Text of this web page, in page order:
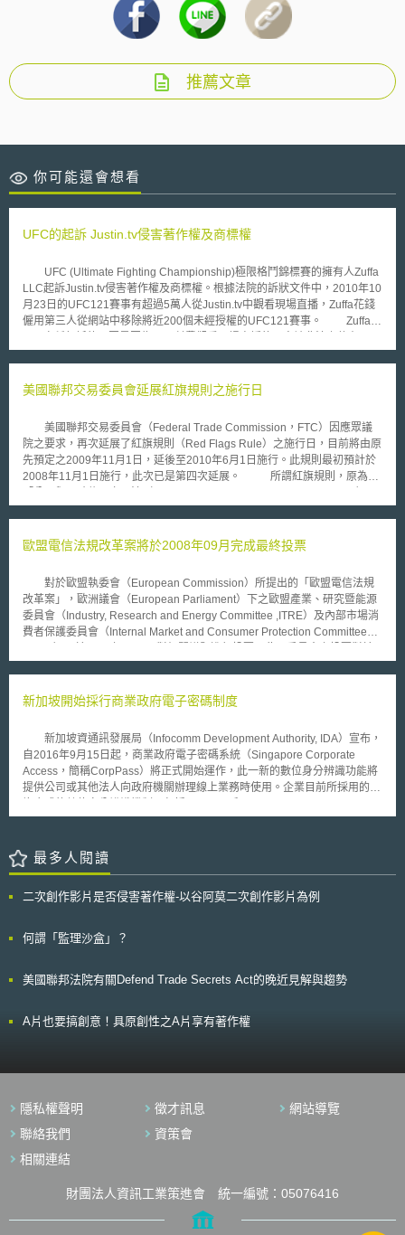
推薦文章
你可能還會想看
UFC的起訴 Justin.tv侵害著作權及商標權
UFC (Ultimate Fighting Championship)極限格鬥錦標賽的擁有人Zuffa
LLC起訴Justin.tv侵害著作權及商標權。根據法院的訴狀文件中，2010年10
月23日的UFC121賽事有超過5萬人從Justin.tv中觀看現場直播，Zuffa花錢
僱用第三人從網站中移除將近200個未經授權的UFC121賽事。 Zuffa
Justin.tv上的情形十分猖獗，而且Zuffa花了近乎兩年的時間試圖給予Justin.
LLC的律師表示「遺憾地，Justin. tv對於大量線上侵權行為視而不見，我們
給付費者，UFC每年提供付費觀看內容給有線電視或是衛星電視，並且在
2009年獲得了將近美金3500萬的收益，一般影像收費44.95美元(高畫質影
像收費54.95美元)。UFC 法律顧問表示目前取得線上授權的會員，像是
UFC.com、Yahoo等等，都是收費44.95美元，這項費用是依據與DirecTV
美國聯邦交易委員會延展紅旗規則之施行日
美國聯邦交易委員會（Federal Trade Commission，FTC）因應眾議
院之要求，再次延展了紅旗規則（Red Flags Rule）之施行日，目前將由原
先預定之2009年11月1日，延後至2010年6月1日施行。此規則最初預計於
2008年11月1日施行，此次已是第四次延展。 所謂紅旗規則，原為
中之規定，依該法眾議院指示美國聯邦交易委員會及相關部門制定法規，用
及授信單位必須研擬防止身分盜用的方案。詳言之，紅旗規則係要求凡管理
卡帳戶、汽車貸款帳戶、手機帳戶、支票帳戶等；2.所有預期會產生身分盜
用風險的帳戶，並不僅指於金融機構中所設立之帳戶。而前述應研擬之計畫
將用以協助確認、偵測並解決身分盜用之行為。 由於只要用於支付計
算，或有可能產生身分盜用風險之帳戶，均為包括性帳戶，而用於支付會計
用，因為我們並不認為當CPA之客戶付款時，會產生相當的身分冒用風
計師協會去函對FTC表達排除適用之意見。而Melancon贊同FTC延後適用
紅旗原則之決定，其並認為紅旗規則並無須廣泛運用於會計業，因為作為值
得信賴的顧問，會計師對於其客戶應該都很熟悉，也會要求對身分資訊採取
嚴格的隱私保護標準。 為了推動紅旗規則之適用，FTC已於紅旗規則
之官方網站提供了該規則之適用綱領，並以座談會之方式對各團體進行運用
之培訓。同時以出版企業之應用綱領，大量之文宣及宣導短片，對民眾提供
圍亦開始表達其見解，在2009年10月30日，哥倫比亞地方法院判決律師業
不適用紅旗規則。不過此次的延展施行公告並不會影響相關案件的進行及上
歐盟電信法規改革案將於2008年09月完成最終投票
對於歐盟執委會（European Commission）所提出的「歐盟電信法規
改革案」，歐洲議會（European Parliament）下之歐盟產業、研究暨能源
委員會（Industry, Research and Energy Committee ,ITRE）及內部市場消
費者保護委員會（Internal Market and Consumer Protection Committee
該案內容之修整具有重大意義，惟須至9月3日歐洲議會完成全員的最終投
訊公司仍支配主要通訊市場，市場競爭面臨瓶頸，消費者的選擇也隨之下
單一市場，歐盟執委會提出建議的主要內容包括：（一）通信費率及合約透
明化，使消費者能充分選擇，縱使在一日間亦得自由轉換服務，也能在不同
地點依較便宜價格選擇通訊業者，;（二）為促進競爭，對於具市場支配力
量之業者，得採取「功能分離」（functional separation）措施，即將網路
化各國通訊管制機構的合作。
新加坡開始採行商業政府電子密碼制度
新加坡資通訊發展局（Infocomm Development Authority, IDA）宣布，
自2016年9月15日起，商業政府電子密碼系統（Singapore Corporate
Access，簡稱CorpPass）將正式開始運作，此一新的數位身分辨識功能將
提供公司或其他法人向政府機關辦理線上業務時使用。企業目前所採用的是
System等，而採行單一的辨識系統，除了可以帳密管理上的便利外，也可
類身分辨識機制，因為也可提供個人向政府辦理業務時使用，員工如果同時
要利用其辦理公司業務時，就有可能會因為需要分享其個人帳密給同事，而
也能更加保護企業與個人間的資訊安全。 此一制度將由2016年9月到
公室、貿易與工業部、國家環境局及新加坡海關等機關的服務都會採用此一
最多人閱讀
二次創作影片是否侵害著作權-以谷阿莫二次創作影片為例
何謂「監理沙盒」？
美國聯邦法院有關Defend Trade Secrets Act的晚近見解與趨勢
A片也要搞創意！具原創性之A片享有著作權
隱私權聲明 徵才訊息
網站導覽
聯絡我們
資策會
相關連結
財團法人資訊工業策進會 統一編號：05076416